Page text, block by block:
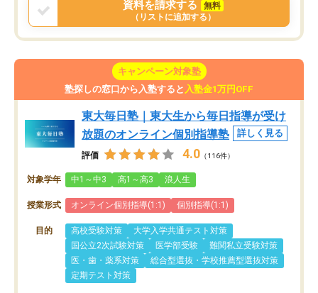
資料を請求する
無料
（リストに追加する）
キャンペーン対象塾
塾探しの窓口から入塾すると 入塾金1万円OFF
東大毎日塾｜東大生から毎日指導が受け
放題のオンライン個別指導塾
詳しく見る
評価 4.0 （116件）
対象学年 中1～中3 高1～高3 浪人生
授業形式 オンライン個別指導(1:1) 個別指導(1:1)
目的 高校受験対策
大学入学共通テスト対策
国公立2次試験対策
医学部受験
難関私立受験対策
医・歯・薬系対策
総合型選抜・学校推薦型選抜対策
定期テスト対策